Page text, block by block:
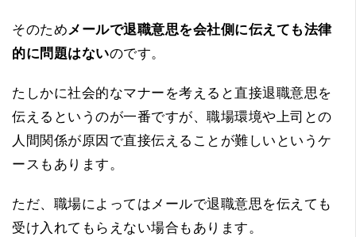
そのためメールで退職意思を会社側に伝えても法律
的に問題はないのです。
たしかに社会的なマナーを考えると直接退職意思を
伝えるというのが一番ですが、職場環境や上司との
人間関係が原因で直接伝えることが難しいというケ
ースもあります。
ただ、職場によってはメールで退職意思を伝えても
受け入れてもらえない場合もあります。